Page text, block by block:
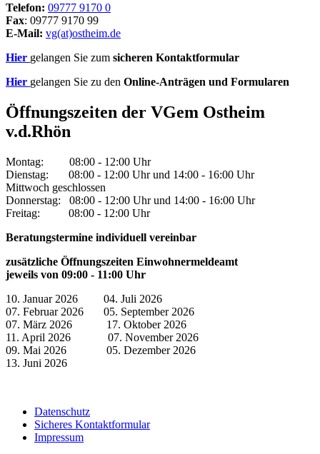
Telefon: 09777 9170 0
Fax: 09777 9170 99
E-Mail: vg(at)ostheim.de
Hier gelangen Sie zum sicheren Kontaktformular
Hier gelangen Sie zu den Online-Anträgen und Formularen
Öffnungszeiten der VGem Ostheim
v.d.Rhön
Montag: 08:00 - 12:00 Uhr
Dienstag: 08:00 - 12:00 Uhr und 14:00 - 16:00 Uhr
Mittwoch geschlossen
Donnerstag: 08:00 - 12:00 Uhr und 14:00 - 16:00 Uhr
Freitag: 08:00 - 12:00 Uhr
Beratungstermine individuell vereinbar
zusätzliche Öffnungszeiten Einwohnermeldeamt
jeweils von 09:00 - 11:00 Uhr
10. Januar 2026 04. Juli 2026
07. Februar 2026 05. September 2026
07. März 2026 17. Oktober 2026
11. April 2026 07. November 2026
09. Mai 2026 05. Dezember 2026
13. Juni 2026
Datenschutz
Sicheres Kontaktformular
Impressum